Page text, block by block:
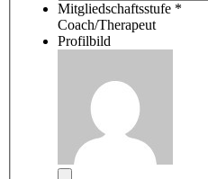
Mitgliedschaftsstufe *
Coach/Therapeut
Profilbild